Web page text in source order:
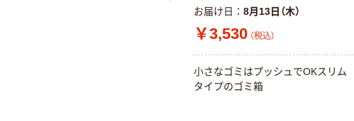
お届け日 8月13日（木）
￥3,530 （税込）
小さなゴミはプッシュでOKスリム
タイプのゴミ箱